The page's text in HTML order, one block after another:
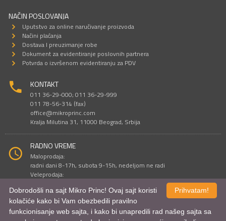
NAČIN POSLOVANJA
Uputstvo za online naručivanje proizvoda
Načini plaćanja
Dostava I preuzimanje robe
Dokument za evidentiranje poslovnih partnera
Potvrda o izvršenom evidentiranju za PDV
KONTAKT
011 36-29-000; 011 36-29-999
011 78-56-314 (fax)
office@mikroprinc.com
Kralja Milutina 31, 11000 Beograd, Srbija
RADNO VREME
Maloprodaja:
radni dani 8-17h, subota 9-15h, nedeljom ne radi
Veleprodaja:
Sve cene su iskazane u dinarima. PDV je uračunat u cenu.
Prihvatam!
Dobrodošli na sajt Mikro Princ! Ovaj sajt koristi
kolačiće kako bi Vam obezbedili pravilno
funkcionisanje web sajta, i kako bi unapredili rad našeg sajta sa